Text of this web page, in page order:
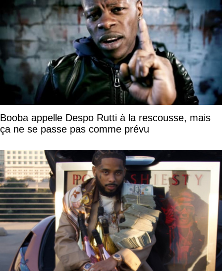
Booba appelle Despo Rutti à la rescousse, mais
ça ne se passe pas comme prévu